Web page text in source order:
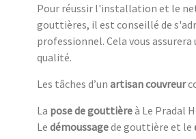
Pour réussir l'installation et le
gouttières, il est conseillé de
professionnel. Cela vous assurera
qualité.
Les tâches d’un artisan couvreur
La pose de gouttièreà Le Pradal
Le démoussagede gouttière et le